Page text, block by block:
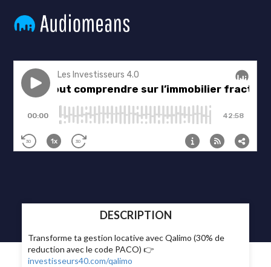
DESCRIPTION
Transforme ta gestion locative avec Qalimo (30% de
reduction avec le code PACO) 👉
investisseurs40.com/qalimo